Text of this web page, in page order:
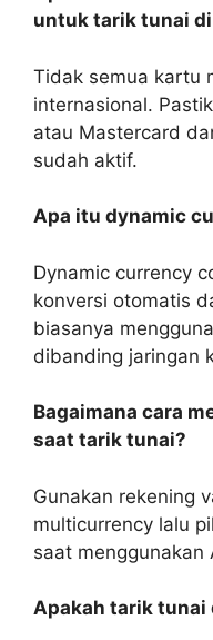
untuk tarik tunai
Tidak semua kartu
internasional.
atau Mastercard
sudah aktif.
Apa itu dynamic
Dynamic currency
konversi otomatis
biasanya
dibanding jaringan
Bagaimana cara
saat tarik tunai?
Gunakan rekening
multicurrency lalu
saat menggunakan
Apakah tarik tunai